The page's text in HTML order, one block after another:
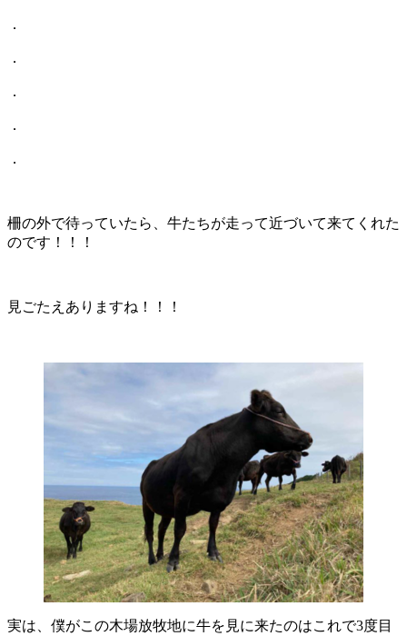
．
．
．
．
．
柵の外で待っていたら、牛たちが走って近づいて来てくれた
のです！！！
見ごたえありますね！！！
実は、僕がこの木場放牧地に牛を見に来たのはこれで3度目